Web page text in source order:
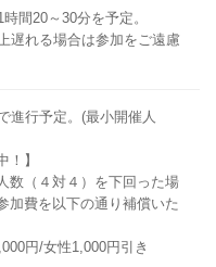
間20～30分を予定。
遅れる場合は参加をご遠慮
進行予定。(最小開催人
！】
数（４対４）を下回った場
加費を以下の通り補償いた
円/女性1,000円引き